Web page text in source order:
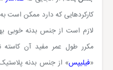
کارکردهایی که دارد ممکن است
لازم است از جنس بدنه خوبی
مکرر طول عمر مفید آن کاسته
«فیلیپس» از جنس بدنه